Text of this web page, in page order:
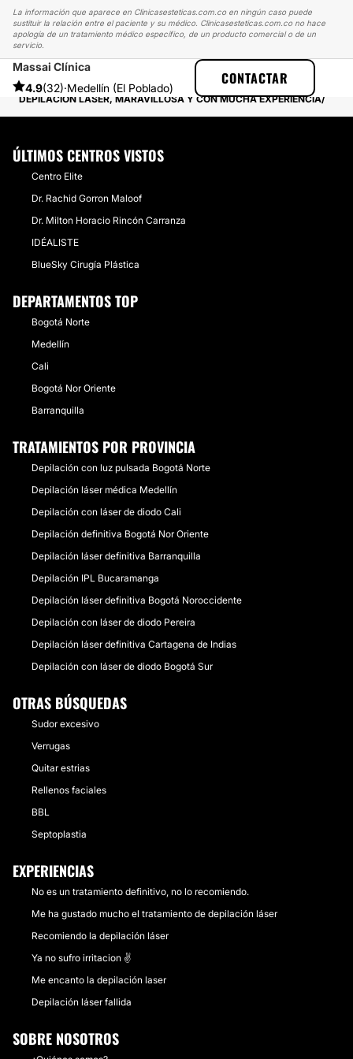
La información que aparece en Clinicasesteticas.com.co en ningún caso puede
sustituir la relación entre el paciente y su médico. Clinicasesteticas.com.co no hace
apología de un tratamiento médico específico, de un producto comercial o de un
servicio.
Massai Clínica
4.9(32)·Medellín (El Poblado)
CONTACTAR
CLINICASESTETICAS
EXPERIENCIAS SOBRE DEPILACIÓN LÁSER
DEPILACIÓN LASER, MARAVILLOSA Y CON MUCHA EXPERIENCIA
ÚLTIMOS CENTROS VISTOS
Centro Elite
Dr. Rachid Gorron Maloof
Dr. Milton Horacio Rincón Carranza
IDÉALISTE
​BlueSky Cirugía Plástica
DEPARTAMENTOS TOP
Bogotá Norte
Medellín
Cali
Bogotá Nor Oriente
Barranquilla
TRATAMIENTOS POR PROVINCIA
Depilación con luz pulsada Bogotá Norte
Depilación láser médica Medellín
Depilación con láser de diodo Cali
Depilación definitiva Bogotá Nor Oriente
Depilación láser definitiva Barranquilla
Depilación IPL Bucaramanga
Depilación láser definitiva Bogotá Noroccidente
Depilación con láser de diodo Pereira
Depilación láser definitiva Cartagena de Indias
Depilación con láser de diodo Bogotá Sur
OTRAS BÚSQUEDAS
Sudor excesivo
Verrugas
Quitar estrias
Rellenos faciales
BBL
Septoplastia
EXPERIENCIAS
No es un tratamiento definitivo, no lo recomiendo.
Me ha gustado mucho el tratamiento de depilación láser
Recomiendo la depilación láser
Ya no sufro irritacion ✌️
Me encanto la depilación laser
Depilación láser fallida
SOBRE NOSOTROS